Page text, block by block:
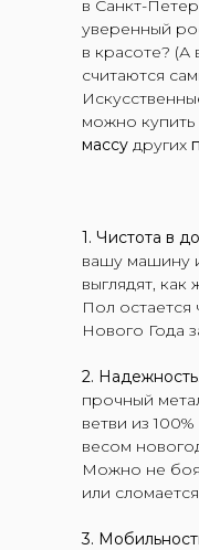
в Санкт-
уверенный
в красоте? (А
считаются
можно купить
массу других
1. Чистота в
вашу машину
выглядят,
Пол остается
Нового Года
2. Надежность.
прочный
ветви из
весом
Можно не
или сломается.
3.